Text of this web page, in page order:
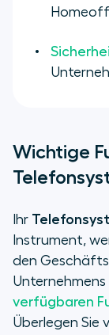
Wichtige
Ihr
Instrument,
den
verfügbaren
Überlegen Sie